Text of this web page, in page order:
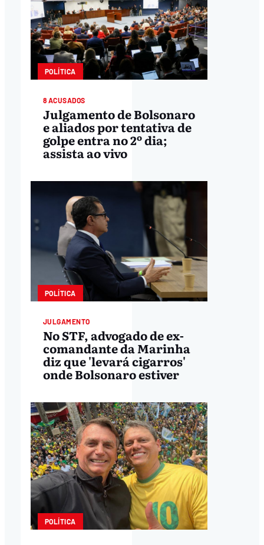
POLÍTICA
8 ACUSADOS
Julgamento de Bolsonaro
e aliados por tentativa de
golpe entra no 2º dia;
assista ao vivo
POLÍTICA
JULGAMENTO
No STF, advogado de ex-
comandante da Marinha
diz que 'levará cigarros'
onde Bolsonaro estiver
POLÍTICA